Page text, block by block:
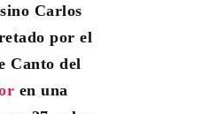
Carlos
por el
Canto del
en una